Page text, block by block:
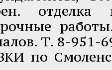
отделка
Т. 8-951-
по